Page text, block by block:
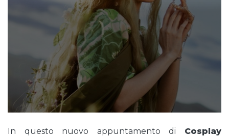
In questo nuovo appuntamento di Cosplay